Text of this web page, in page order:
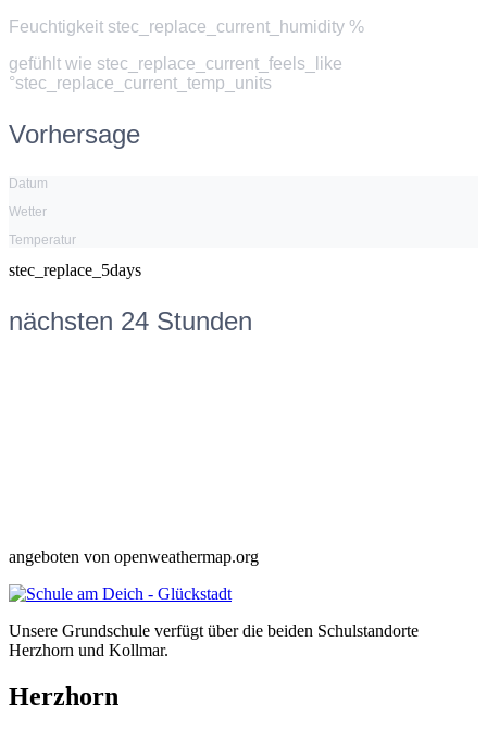
Feuchtigkeit stec_replace_current_humidity %
gefühlt wie stec_replace_current_feels_like
°stec_replace_current_temp_units
Vorhersage
Datum
Wetter
Temperatur
stec_replace_5days
nächsten 24 Stunden
angeboten von openweathermap.org
Unsere Grundschule verfügt über die beiden Schulstandorte
Herzhorn und Kollmar.
Herzhorn